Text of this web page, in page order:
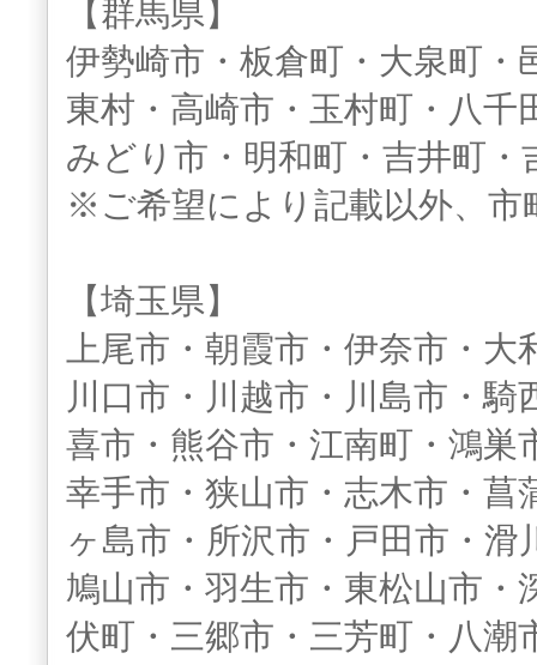
【群馬県】
伊勢崎市・板倉町・大泉町・
東村・高崎市・玉村町・八千
みどり市・明和町・吉井町・
※ご希望により記載以外、市
【埼玉県】
上尾市・朝霞市・伊奈市・
川口市・川越市・川島市・
喜市・熊谷市・江南町・鴻
幸手市・狭山市・志木市・菖
ヶ島市・所沢市・戸田市・
鳩山市・羽生市・東松山市
伏町・三郷市・三芳町・八潮